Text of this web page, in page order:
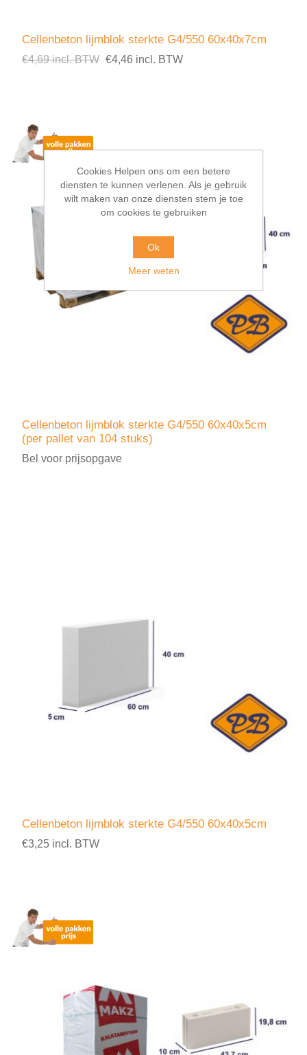
Cellenbeton lijmblok sterkte G4/550 60x40x7cm
€4,69 incl. BTW €4,46 incl. BTW
Cellenbeton lijmblok sterkte G4/550 60x40x5cm
(per pallet van 104 stuks)
Bel voor prijsopgave
Cellenbeton lijmblok sterkte G4/550 60x40x5cm
€3,25 incl. BTW
Cookies Helpen ons om een betere
diensten te kunnen verlenen. Als je gebruik
wilt maken van onze diensten stem je toe
om cookies te gebruiken
Ok
Meer weten